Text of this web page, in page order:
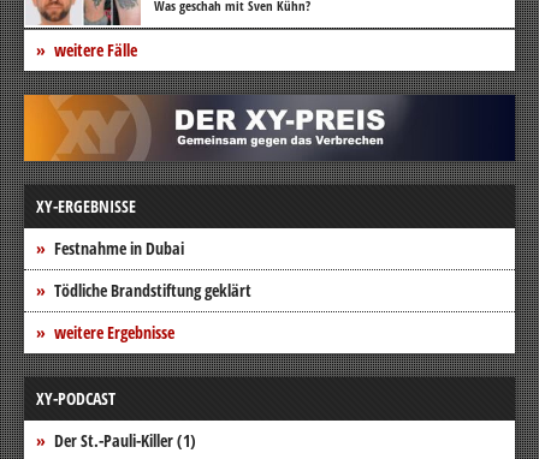
Was geschah mit Sven Kühn?
weitere Fälle
XY-ERGEBNISSE
Festnahme in Dubai
Tödliche Brandstiftung geklärt
weitere Ergebnisse
XY-PODCAST
Der St.-Pauli-Killer (1)